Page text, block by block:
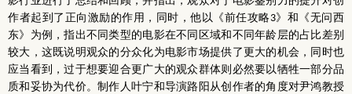
作者起到了正向激励的作用，同时，他以《前任攻略3》和《无问西
东》为例，指出不同类型的电影在不同区域和不同年龄层的占比差别
较大，这既说明观众的分众化为电影市场提供了更大的机会，同时也
应当看到，过于想要迎合更广大的观众群体则必然要以牺牲一部分品
质和妥协为代价。制作人叶宁和导演路阳从创作者的角度对尹鸿教授